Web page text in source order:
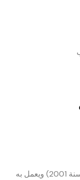
المادة (1): يسمى هذا القانون (قانون التحكيم لسنة 2001) ويعمل به